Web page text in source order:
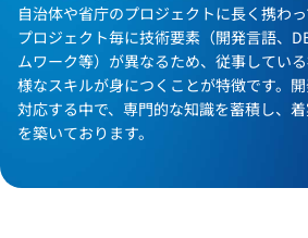
自治体や省庁のプロジェクトに長く携わっ
プロジェクト毎に技術要素（開発言語、
ムワーク等）が異なるため、従事してい
様なスキルが身につくことが特徴です。
対応する中で、専門的な知識を蓄積し、
を築いております。